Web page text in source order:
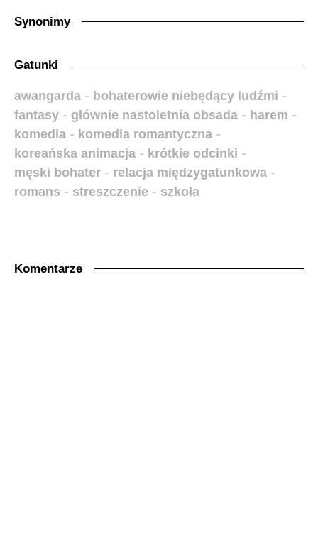
Synonimy
Gatunki
awangarda - bohaterowie niebędący ludźmi -
fantasy - głównie nastoletnia obsada - harem -
komedia - komedia romantyczna -
koreańska animacja - krótkie odcinki -
męski bohater - relacja międzygatunkowa -
romans - streszczenie - szkoła
Komentarze